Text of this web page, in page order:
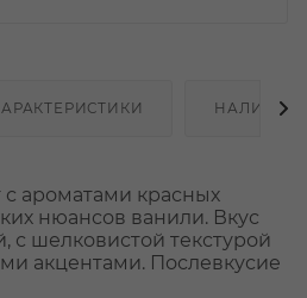
НАЛИЧИЕ
ароматами красных
нюансов ванили. Вкус
с шелковистой текстурой
акцентами. Послевкусие